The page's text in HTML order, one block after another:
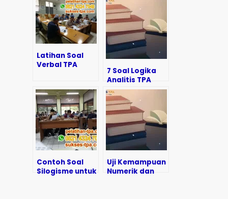
Latihan Soal
Verbal TPA
Persiapan
Seleksi
7 Soal Logika
Analitis TPA
Bappenas
untuk
Persiapan
Pascasarjana
Contoh Soal
Silogisme untuk
Uji Kemampuan
Numerik dan